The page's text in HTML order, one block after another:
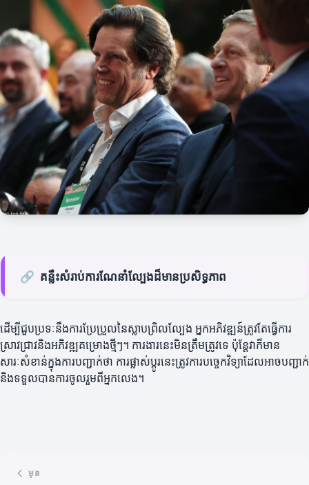
🔗 គន្លឹះសំរាប់ការណែនាំល្បែងដ៏មានប្រសិទ្ធភាព
ដើម្បីជួបប្រទៈនឹងការប្រែប្រួលនៃស្លាបព្រិលល្បែង អ្នកអភិវឌ្ឍន៍ត្រូវតែធ្វើការ
ស្រាវជ្រាវនិងអភិវឌ្ឍគម្រោងថ្មីៗ។ ការងារនេះមិនត្រឹមត្រូវទេ ប៉ុន្តែវាក៏មាន
សារៈសំខាន់ក្នុងការបញ្ជាក់ថា ការផ្លាស់ប្ដូរនេះត្រូវការបច្ចេកវិទ្យាដែលអាចបញ្ជាក់
និងទទួលបានការចូលរួមពីអ្នកលេង។
មុន